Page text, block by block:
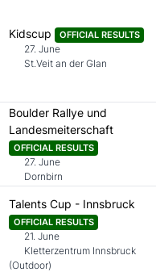
Kidscup OFFICIAL RESULTS
27. June
St.Veit an der Glan
Boulder Rallye und
Landesmeiterschaft
OFFICIAL RESULTS
27. June
Dornbirn
Talents Cup - Innsbruck
OFFICIAL RESULTS
21. June
Kletterzentrum Innsbruck
(Outdoor)